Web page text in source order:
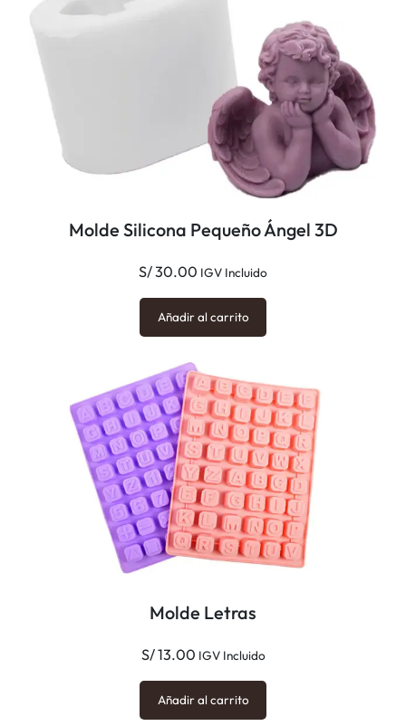
Molde Silicona Pequeño Ángel 3D
S/30.00 IGV Incluido
Añadir al carrito
Molde Letras
S/13.00 IGV Incluido
Añadir al carrito